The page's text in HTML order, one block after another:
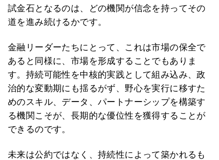
試金石となるのは、どの機関が信念を持ってその
道を進み続けるかです。
金融リーダーたちにとって、これは市場の保全で
あると同様に、市場を形成することでもありま
す。持続可能性を中核的実践として組み込み、政
治的な変動期にも揺るがず、野心を実行に移すた
めのスキル、データ、パートナーシップを構築す
る機関こそが、長期的な優位性を獲得することが
できるのです。
未来は公約ではなく、持続性によって築かれるも